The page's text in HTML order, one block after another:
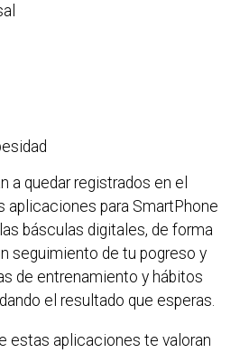
a quedar registrados en el
aplicaciones para SmartPhone
básculas digitales, de forma
seguimiento de tu pogreso y
de entrenamiento y hábitos
el resultado que esperas.
estas aplicaciones te valoran